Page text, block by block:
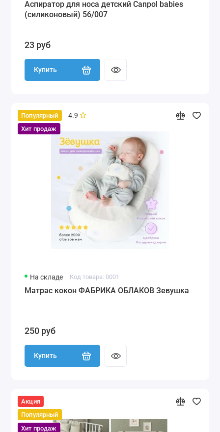
Аспиратор для носа детский Canpol babies
(силиконовый) 56/007
23 руб
Купить
Популярный
Хит продаж
4.9
На складе Код товара: 0001
Матрас кокон ФАБРИКА ОБЛАКОВ Зевушка
250 руб
Купить
Акция
Популярный
Хит продаж